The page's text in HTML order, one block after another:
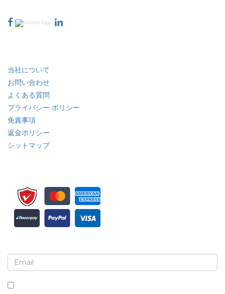
当社について
お問い合わせ
よくある質問
プライバシー ポリシー
免責事項
返金ポリシー
シットマップ